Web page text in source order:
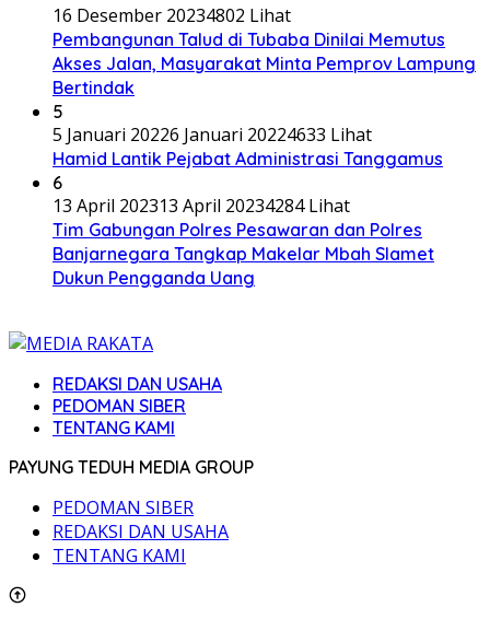
16 Desember 20234802 Lihat
Pembangunan Talud di Tubaba Dinilai Memutus
Akses Jalan, Masyarakat Minta Pemprov Lampung
Bertindak
5
5 Januari 20226 Januari 20224633 Lihat
Hamid Lantik Pejabat Administrasi Tanggamus
6
13 April 202313 April 20234284 Lihat
Tim Gabungan Polres Pesawaran dan Polres
Banjarnegara Tangkap Makelar Mbah Slamet
Dukun Pengganda Uang
REDAKSI DAN USAHA
PEDOMAN SIBER
TENTANG KAMI
PAYUNG TEDUH MEDIA GROUP
PEDOMAN SIBER
REDAKSI DAN USAHA
TENTANG KAMI